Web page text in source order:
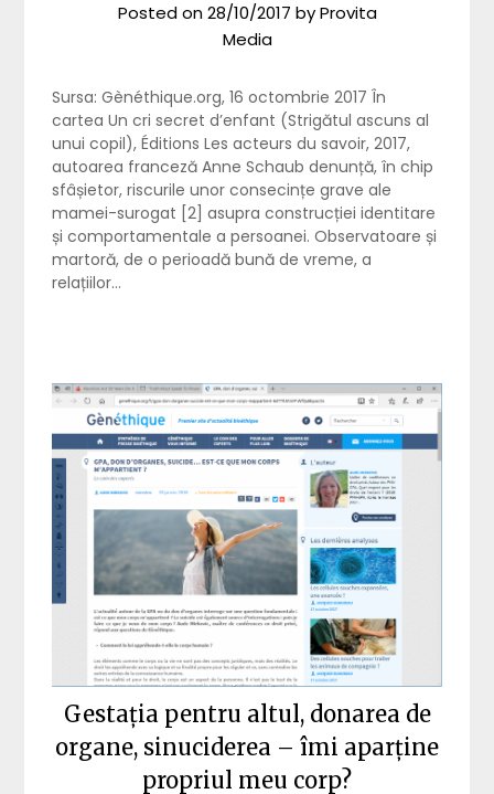
Posted on28/10/2017 byProvita
Media
Sursa: Gènéthique.org, 16 octombrie 2017 În
cartea Un cri secret d’enfant (Strigătul ascuns al
unui copil), Éditions Les acteurs du savoir, 2017,
autoarea franceză Anne Schaub denunță, în chip
sfâșietor, riscurile unor consecințe grave ale
mamei-surogat [2] asupra construcției identitare
și comportamentale a persoanei. Observatoare și
martoră, de o perioadă bună de vreme, a
relațiilor…
Gestația pentru altul, donarea de
organe, sinuciderea – îmi aparține
propriul meu corp?